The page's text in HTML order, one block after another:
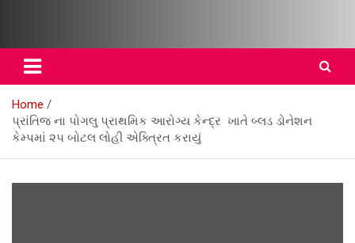
ZSTV ગુજરાતી સમાચાર – ભારત
સમાચાર – વિશ્વ સમાચાર
Home
પ્રાંતિજ ના પોગલુ પ્રાથમિક આરોગ્ય કેન્દ્ર ખાતે બ્લડ ડોનેશન
કેમ્પમાં ૨૫ બોટલ લોહી એક્ત્રિત કરાયું